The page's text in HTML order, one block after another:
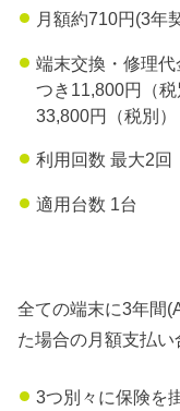
月額約710円(3年
端末交換・修理
つき11,800円（
33,800円（税別）
利用回数 最大2回
適用台数 1台
全ての端末に3年間
た場合の月額支払い
3つ別々に保険を